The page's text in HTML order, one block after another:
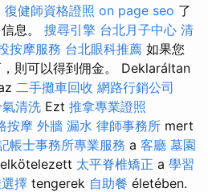
復健師資格證照 on page seo 了
息。 搜尋引擎 台北月子中心 清
按摩服務 台北眼科推薦 如果您
則可以得到佣金。 Deklaráltan
二手攤車回收 網路行銷公司
清洗 Ezt 推拿專業證照
按摩 外牆 漏水 律師事務所 mert
帳士事務所專業服務 a 客廳 墓園
太平脊椎矯正 a 學習
擇 tengerek 自助餐 életében.